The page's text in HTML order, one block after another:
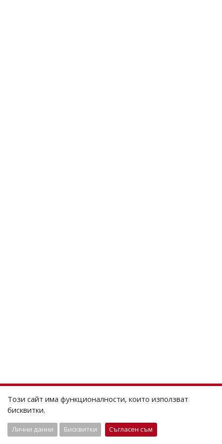
Този сайт има функционалности, които използват
бисквитки.
Лични данни Бисквитки Съгласен съм